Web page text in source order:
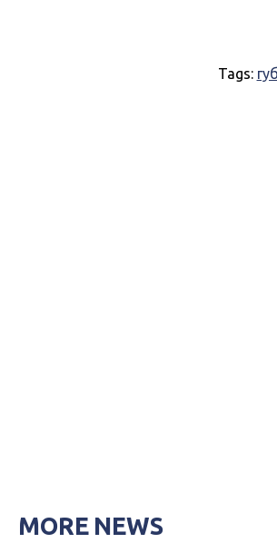
Tags:
MORE NEWS